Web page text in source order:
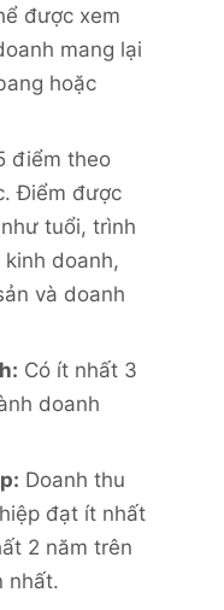
được xem
mang lại
hoặc
điểm theo
Điểm được
tuổi, trình
doanh,
và doanh
Có ít nhất 3
doanh
Doanh thu
đạt ít nhất
2 năm trên
nhất.